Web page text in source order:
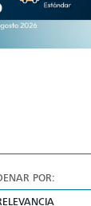
POR: